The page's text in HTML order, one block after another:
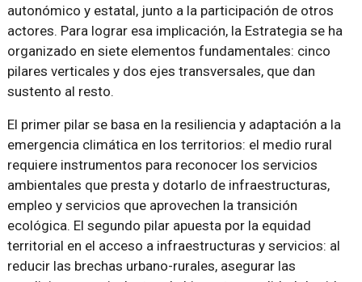
autonómico y estatal, junto a la participación de otros
actores. Para lograr esa implicación, la Estrategia se ha
organizado en siete elementos fundamentales: cinco
pilares verticales y dos ejes transversales, que dan
sustento al resto.
El primer pilar se basa en la resiliencia y adaptación a la
emergencia climática en los territorios: el medio rural
requiere instrumentos para reconocer los servicios
ambientales que presta y dotarlo de infraestructuras,
empleo y servicios que aprovechen la transición
ecológica. El segundo pilar apuesta por la equidad
territorial en el acceso a infraestructuras y servicios: al
reducir las brechas urbano-rurales, asegurar las